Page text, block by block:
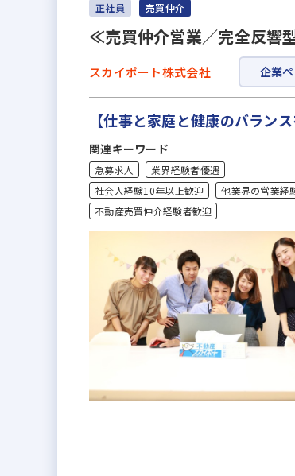
正社員 売買仲介
≪売買仲介営業／完全反響
スカイポート株式会社 企業
【仕事と家庭と健康のバラン
関連キーワード
急募求人
業界経験者優遇
社会人経験10年以上歓迎
他業界の営業経
不動産売買仲介経験者歓迎